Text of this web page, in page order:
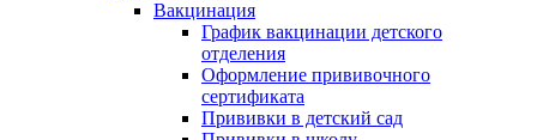
Вакцинация
График вакцинации детского
отделения
Оформление прививочного
сертификата
Прививки в детский сад